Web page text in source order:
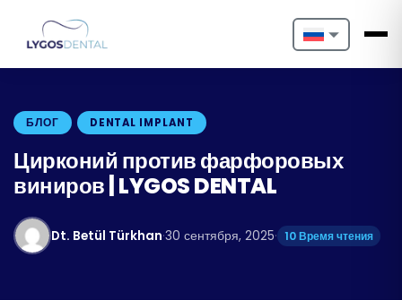
Nederlands
Português
БЛОГ DENTAL IMPLANT
Цирконий против фарфоровых
виниров | LYGOS DENTAL
Dt. Betül Türkhan·30 сентября, 2025· 10 Время чтения